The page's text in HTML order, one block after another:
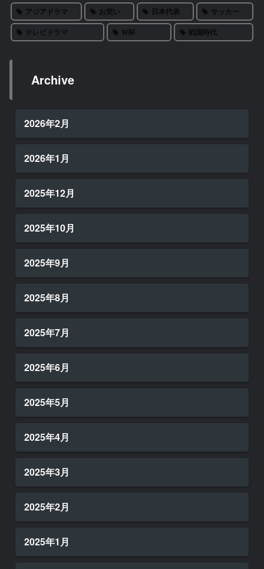
アジアドラマ お笑い 日本代表
サッカー
テレビドラマ
W杯 戦国時代
Archive
2026年2月
2026年1月
2025年12月
2025年10月
2025年9月
2025年8月
2025年7月
2025年6月
2025年5月
2025年4月
2025年3月
2025年2月
2025年1月